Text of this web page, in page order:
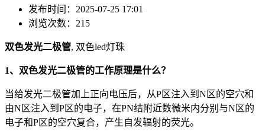
发布时间：2025-07-25 17:01
浏览次数：215
双色发光二极管, 双色led灯珠
1、双色发光二极管的工作原理是什么？
当给发光二极管加上正向电压后，从P区注入到N区的空穴和
由N区注入到P区的电子，在PN结附近数微米内分别与N区的
电子和P区的空穴复合，产生自发辐射的荧光。